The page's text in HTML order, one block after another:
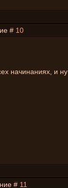
# 10
начинаниях, и ну
# 11